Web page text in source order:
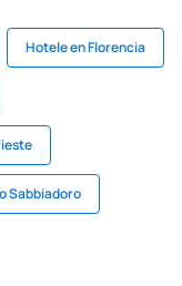
Hotele en Florencia
Sabbiadoro